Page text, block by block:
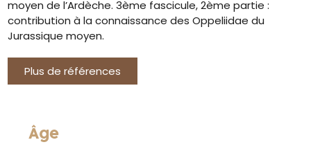
moyen de l’Ardèche. 3ème fascicule, 2ème partie :
contribution à la connaissance des Oppeliidae du
Jurassique moyen.
Plus de références
Âge